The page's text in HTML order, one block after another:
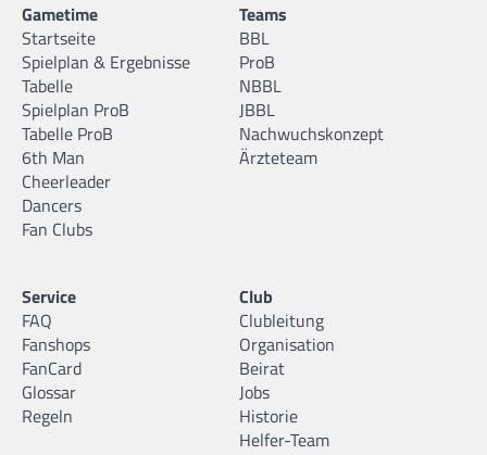
Gametime
Startseite
Spielplan & Ergebnisse
Tabelle
Spielplan ProB
Tabelle ProB
6th Man
Cheerleader
Dancers
Fan Clubs
Teams
BBL
ProB
NBBL
JBBL
Nachwuchskonzept
Ärzteteam
Service
FAQ
Fanshops
FanCard
Glossar
Regeln
Club
Clubleitung
Organisation
Beirat
Jobs
Historie
Helfer-Team